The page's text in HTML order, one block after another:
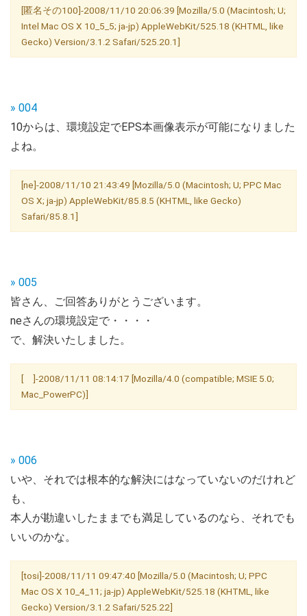
[匿名その100]-2008/11/10 20:06:39 [Mozilla/5.0 (Macintosh; U;
Intel Mac OS X 10_5_5; ja-jp) AppleWebKit/525.18 (KHTML, like
Gecko) Version/3.1.2 Safari/525.20.1]
» 004
10からは、環境設定でEPS本画像表示が可能になりました
よね。
[ne]-2008/11/10 21:43:49 [Mozilla/5.0 (Macintosh; U; PPC Mac
OS X; ja-jp) AppleWebKit/85.8.5 (KHTML, like Gecko)
Safari/85.8.1]
» 005
皆さん、ご回答ありがとうございます。
neさんの環境設定で・・・・
で、解決いたしました。
[ ]-2008/11/11 08:14:17 [Mozilla/4.0 (compatible; MSIE 5.0;
Mac_PowerPC)]
» 006
いや、それでは根本的な解決にはなっていないのだけれど
も、
本人が勘違いしたままでも満足しているのなら、それでも
いいのかな。
[tosi]-2008/11/11 09:47:40 [Mozilla/5.0 (Macintosh; U; PPC
Mac OS X 10_4_11; ja-jp) AppleWebKit/525.18 (KHTML, like
Gecko) Version/3.1.2 Safari/525.22]